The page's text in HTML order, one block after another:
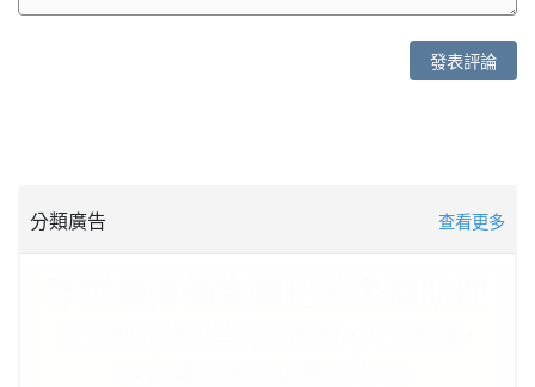
發表評論
分類廣告 查看更多